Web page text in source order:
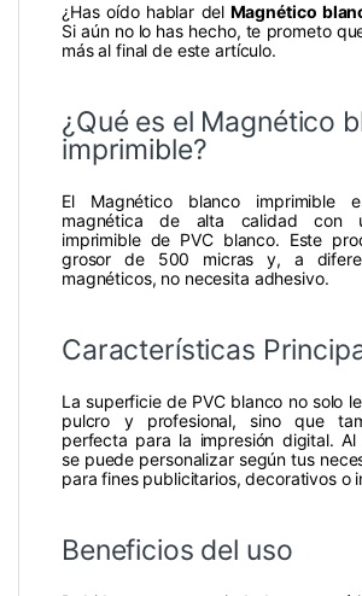
¿Has oído hablar del Magnético
Si aún no lo has hecho, te prometo
más al final de este artículo.
¿Qué es el Magnético
imprimible?
El Magnético blanco imprimible
magnética de alta calidad con
imprimible de PVC blanco. Este
grosor de 500 micras y, a
magnéticos, no necesita adhesivo.
Características
La superficie de PVC blanco no solo
pulcro y profesional, sino que
perfecta para la impresión digital. Al
se puede personalizar según tus
para fines publicitarios, decorativos o
Beneficios del uso